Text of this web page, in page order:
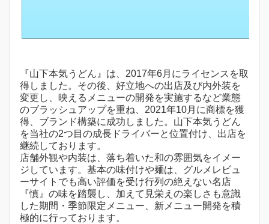
『山下本気うどん』は、2017年6月にライセンスを取
得しました。その後、好立地への出店及び内外装を
変更し、映えるメニューの開発を実施するなど業態
のブラッシュアップを重ね、2021年10月に商標を獲
得、ブランド構築に成功しました。山下本気うどん
を当社の2つ目の成長ドライバーと位置付け、出店を
継続しております。
店舗外観や内装は、落ち着いた和の雰囲気をイメー
ジしています。基本の味付けや麺は、グルメレビュ
ーサイトでも高い評価を受け行列の絶えない名店
『慎』の味を踏襲し、加えて見栄えの楽しさも意識
した期間・季節限定メニュー、新メニュー開発を積
極的に行っております。